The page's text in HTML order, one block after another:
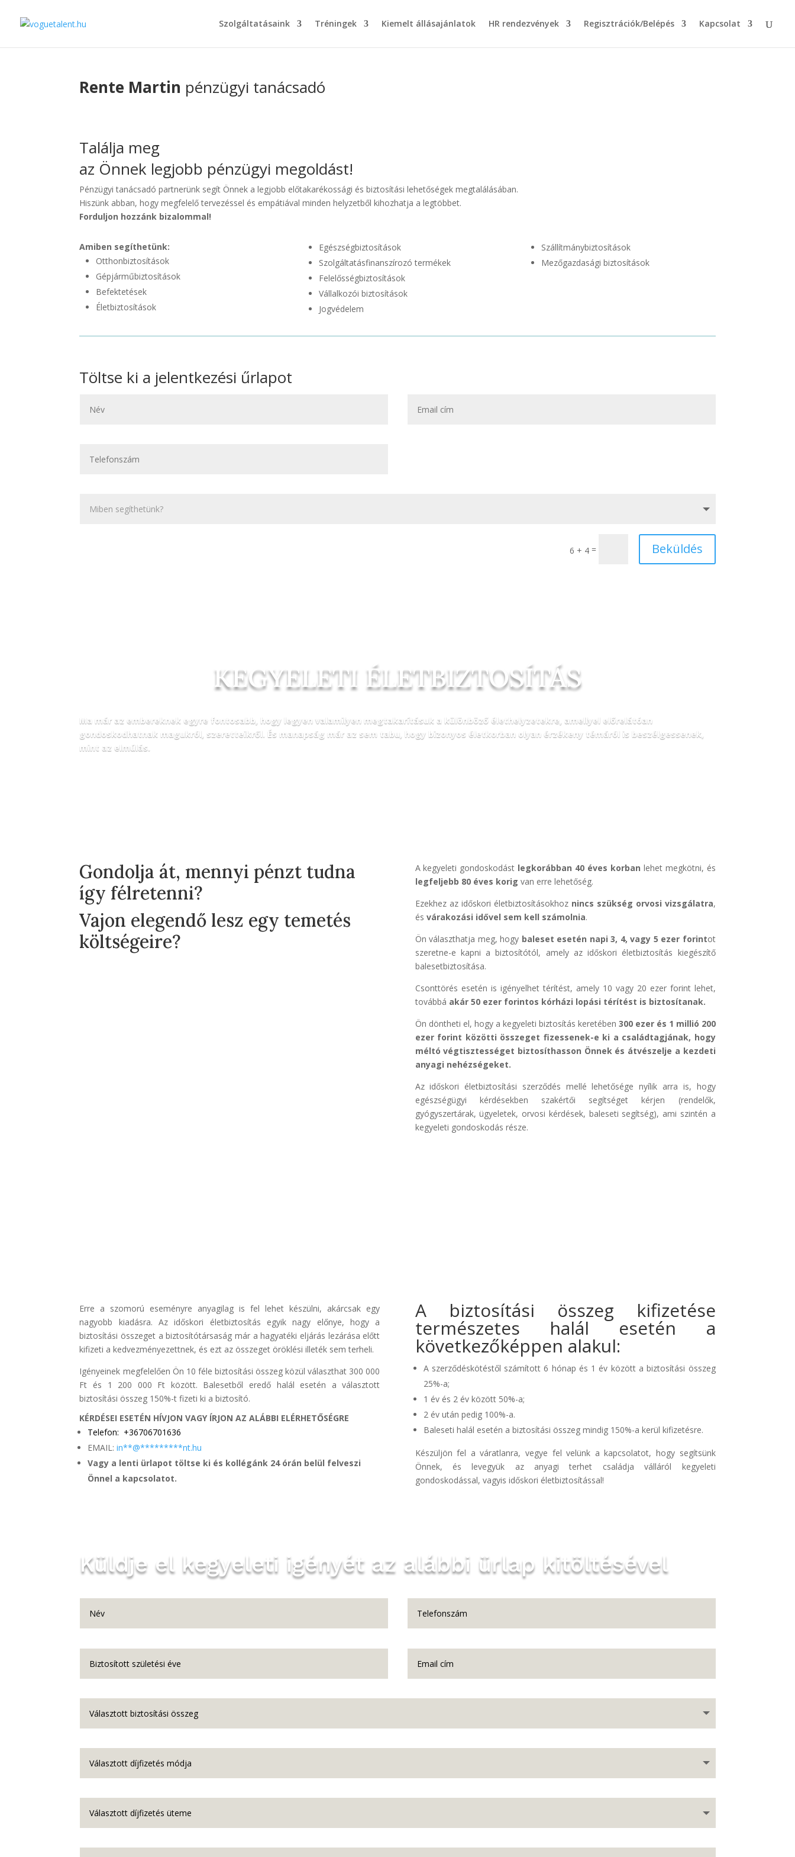
Szolgáltatásaink Tréningek Kiemelt állásajánlatok HR rendezvények Regisztrációk/Belépés Kapcsolat
Rente Martin pénzügyi tanácsadó
Találja meg
az Önnek legjobb pénzügyi megoldást!
Pénzügyi tanácsadó partnerünk segít Önnek a legjobb előtakarékossági és biztosítási lehetőségek megtalálásában.
Hiszünk abban, hogy megfelelő tervezéssel és empátiával minden helyzetből kihozhatja a legtöbbet.
Forduljon hozzánk bizalommal!
Amiben segíthetünk:
Otthonbiztosítások
Gépjárműbiztosítások
Befektetések
Életbiztosítások
Egészségbiztosítások
Szolgáltatásfinanszírozó termékek
Felelősségbiztosítások
Vállalkozói biztosítások
Jogvédelem
Szállítmánybiztosítások
Mezőgazdasági biztosítások
Töltse ki a jelentkezési űrlapot
6 + 4= Beküldés
KEGYELETI ÉLETBIZTOSÍTÁS
Ma már az embereknek egyre fontosabb, hogy legyen valamilyen megtakarításuk a különböző élethelyzetekre, amellyel előrelátóan
gondoskodhatnak magukról, szeretteikről. És manapság már az sem tabu, hogy bizonyos életkorban olyan érzékeny témáról is beszélgessenek,
mint az elmúlás.
Gondolja át, mennyi pénzt tudna
így félretenni?
Vajon elegendő lesz egy temetés
költségeire?
A kegyeleti gondoskodást legkorábban 40 éves korban lehet megkötni, és
legfeljebb 80 éves korig van erre lehetőség.
Ezekhez az időskori életbiztosításokhoz nincs szükség orvosi vizsgálatra,
és várakozási idővel sem kell számolnia.
Ön választhatja meg, hogy baleset esetén napi 3, 4, vagy 5 ezer forintot
szeretne-e kapni a biztosítótól, amely az időskori életbiztosítás kiegészítő
balesetbiztosítása.
Csonttörés esetén is igényelhet térítést, amely 10 vagy 20 ezer forint lehet,
továbbá akár 50 ezer forintos kórházi lopási térítést is biztosítanak.
Ön döntheti el, hogy a kegyeleti biztosítás keretében 300 ezer és 1 millió 200
ezer forint közötti összeget fizessenek-e ki a családtagjának, hogy
méltó végtisztességet biztosíthasson Önnek és átvészelje a kezdeti
anyagi nehézségeket.
Az időskori életbiztosítási szerződés mellé lehetősége nyílik arra is, hogy
egészségügyi kérdésekben szakértői segítséget kérjen (rendelők,
gyógyszertárak, ügyeletek, orvosi kérdések, baleseti segítség), ami szintén a
kegyeleti gondoskodás része.
Erre a szomorú eseményre anyagilag is fel lehet készülni, akárcsak egy
nagyobb kiadásra. Az időskori életbiztosítás egyik nagy előnye, hogy a
biztosítási összeget a biztosítótársaság már a hagyatéki eljárás lezárása előtt
kifizeti a kedvezményezettnek, és ezt az összeget öröklési illeték sem terheli.
Igényeinek megfelelően Ön 10 féle biztosítási összeg közül választhat 300 000
Ft és 1 200 000 Ft között. Balesetből eredő halál esetén a választott
biztosítási összeg 150%-t fizeti ki a biztosító.
KÉRDÉSEI ESETÉN HÍVJON VAGY ÍRJON AZ ALÁBBI ELÉRHETŐSÉGRE
Telefon: +36706701636
EMAIL:in**@*********nt.hu
Vagy a lenti ürlapot töltse ki és kollégánk 24 órán belül felveszi
Önnel a kapcsolatot.
A biztosítási összeg kifizetése
természetes halál esetén a
következőképpen alakul:
A szerződéskötéstől számított 6 hónap és 1 év között a biztosítási összeg
25%-a;
1 év és 2 év között 50%-a;
2 év után pedig 100%-a.
Baleseti halál esetén a biztosítási összeg mindig 150%-a kerül kifizetésre.
Készüljön fel a váratlanra, vegye fel velünk a kapcsolatot, hogy segítsünk
Önnek, és levegyük az anyagi terhet családja válláról kegyeleti
gondoskodással, vagyis időskori életbiztosítással!
Küldje el kegyeleti igényét az alábbi ürlap kitöltésével